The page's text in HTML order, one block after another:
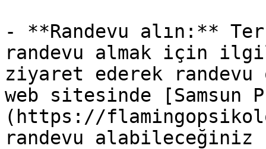
- **Randevu alın:**
randevu almak için
ziyaret ederek
web sitesinde [Samsun
(https://
randevu alabileceğiniz